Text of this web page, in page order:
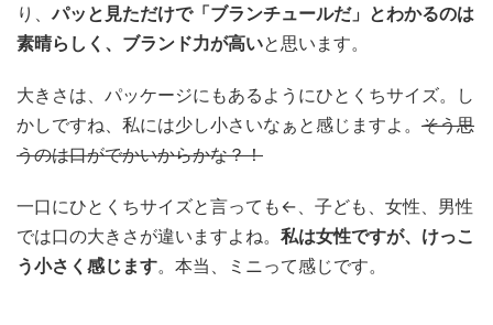
り、パッと見ただけで「ブランチュールだ」とわかるのは
素晴らしく、ブランド力が高いと思います。
大きさは、パッケージにもあるようにひとくちサイズ。し
かしですね、私には少し小さいなぁと感じますよ。 そう思
うのは口がでかいからかな？！
一口にひとくちサイズと言っても←、子ども、女性、男性
では口の大きさが違いますよね。 私は女性ですが、けっこ
う小さく感じます。本当、ミニって感じです。